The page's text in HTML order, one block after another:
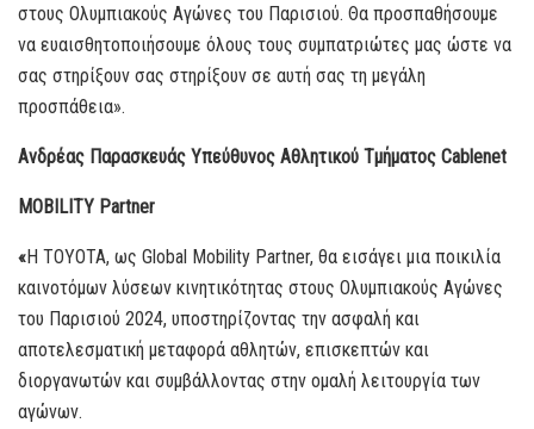
στους Ολυμπιακούς Αγώνες του Παρισιού. Θα προσπαθήσουμε
να ευαισθητοποιήσουμε όλους τους συμπατριώτες μας ώστε να
σας στηρίξουν σας στηρίξουν σε αυτή σας τη μεγάλη
προσπάθεια».
Ανδρέας Παρασκευάς Υπεύθυνος Αθλητικού Τμήματος Cablenet
MOBILITY Partner
«H TOYOTA, ως Global Mobility Partner, θα εισάγει μια ποικιλία
καινοτόμων λύσεων κινητικότητας στους Ολυμπιακούς Αγώνες
του Παρισιού 2024, υποστηρίζοντας την ασφαλή και
αποτελεσματική μεταφορά αθλητών, επισκεπτών και
διοργανωτών και συμβάλλοντας στην ομαλή λειτουργία των
αγώνων.